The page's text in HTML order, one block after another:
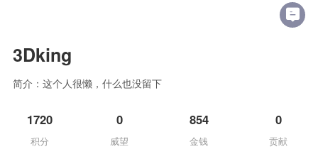
3Dking
简介：这个人很懒，什么也没留下
1720
积分
0
威望
854
金钱
0
贡献